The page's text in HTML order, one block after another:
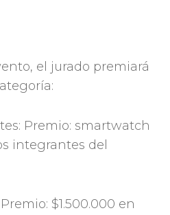
el jurado premiará
Premio: smartwatch
integrantes del
$1.500.000 en